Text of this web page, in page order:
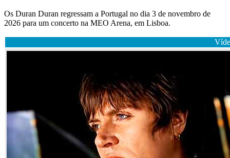
Os Duran Duran regressam a Portugal no dia 3 de novembro de
2026 para um concerto na MEO Arena, em Lisboa.